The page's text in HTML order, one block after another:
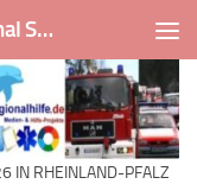
Regionalhilfe. de ISMOT International Social And Medical Outreach Team
IN RHEINLAND-PFALZ